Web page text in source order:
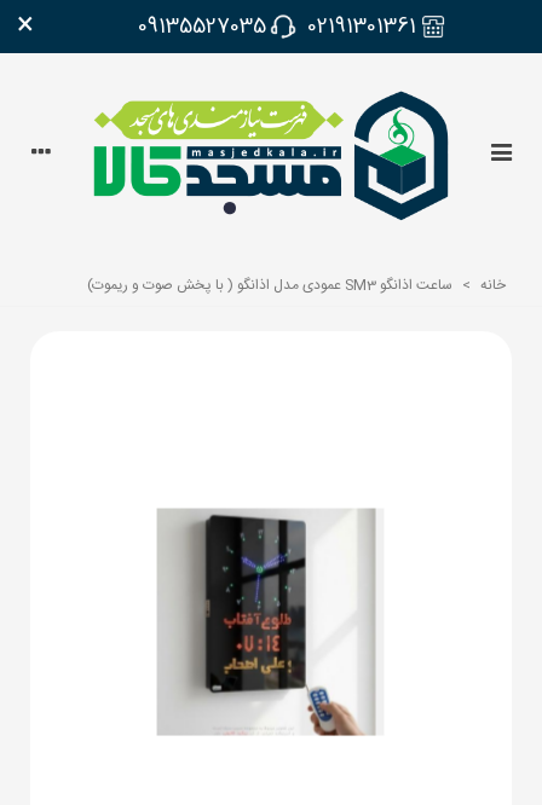
02191301361
09135527035
×
خانه > ساعت اذانگو SM3 عمودی مدل اذانگو ( با پخش صوت و ریموت)